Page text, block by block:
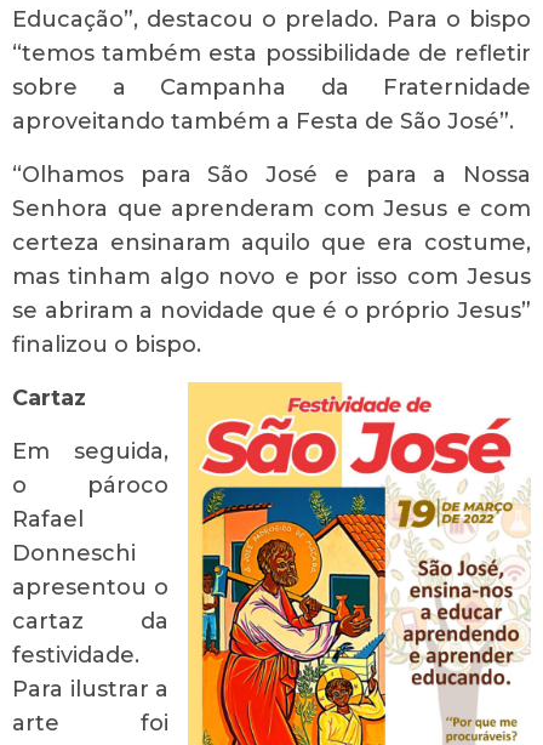
Educação”, destacou o prelado. Para o bispo
“temos também esta possibilidade de refletir
sobre a Campanha da Fraternidade
aproveitando também a Festa de São José”.
“Olhamos para São José e para a Nossa
Senhora que aprenderam com Jesus e com
certeza ensinaram aquilo que era costume,
mas tinham algo novo e por isso com Jesus
se abriram a novidade que é o próprio Jesus”
finalizou o bispo.
Cartaz
Em seguida,
o pároco
Rafael
Donneschi
apresentou o
cartaz da
festividade.
Para ilustrar a
arte foi